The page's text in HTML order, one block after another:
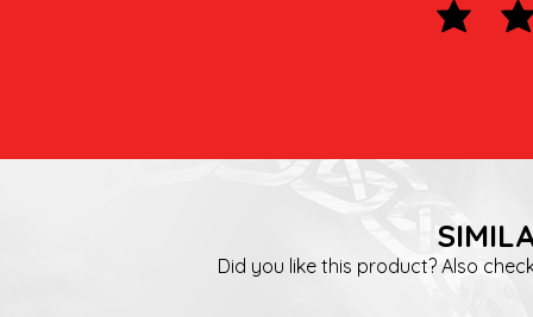
Did you like this product? Also